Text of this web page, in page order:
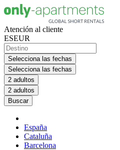
Atención al cliente
ESEUR
Selecciona las fechas
Selecciona las fechas
2 adultos
2 adultos
Buscar
España
Cataluña
Barcelona